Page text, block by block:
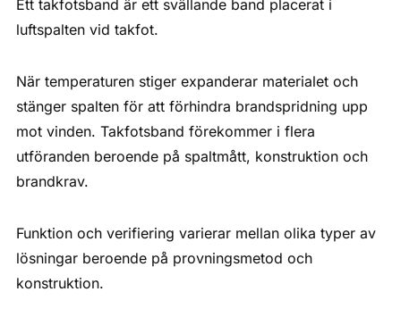
Ett takfotsband är ett svällande band placerat i
luftspalten vid takfot.
När temperaturen stiger expanderar materialet och
stänger spalten för att förhindra brandspridning upp
mot vinden. Takfotsband förekommer i flera
utföranden beroende på spaltmått, konstruktion och
brandkrav.
Funktion och verifiering varierar mellan olika typer av
lösningar beroende på provningsmetod och
konstruktion.